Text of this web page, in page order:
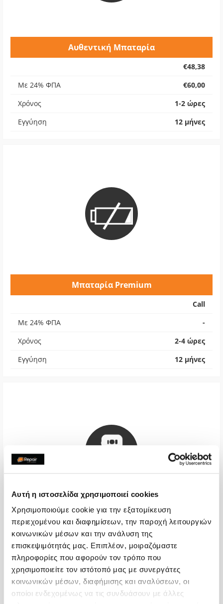
Αυτή η ιστοσελίδα χρησιμοποιεί cookies
Χρησιμοποιούμε cookie για την εξατομίκευση
περιεχομένου και διαφημίσεων, την παροχή λειτουργιών
κοινωνικών μέσων και την ανάλυση της
επισκεψιμότητάς μας. Επιπλέον, μοιραζόμαστε
πληροφορίες που αφορούν τον τρόπο που
χρησιμοποιείτε τον ιστότοπό μας με συνεργάτες
κοινωνικών μέσων, διαφήμισης και αναλύσεων, οι
οποίοι ενδεχομένως να τις συνδυάσουν με άλλες
Αυθεντική Μπαταρία
€48,38
Με 24% ΦΠΑ
€60,00
Χρόνος
1-2 ώρες
Εγγύηση
12 μήνες
Μπαταρία Premium
Call
Με 24% ΦΠΑ
-
Χρόνος
2-4 ώρες
Εγγύηση
12 μήνες
Πίσω Όψη
Με 24% ΦΠΑ
Χρόνος
2-4 ώρες
Εγγύηση